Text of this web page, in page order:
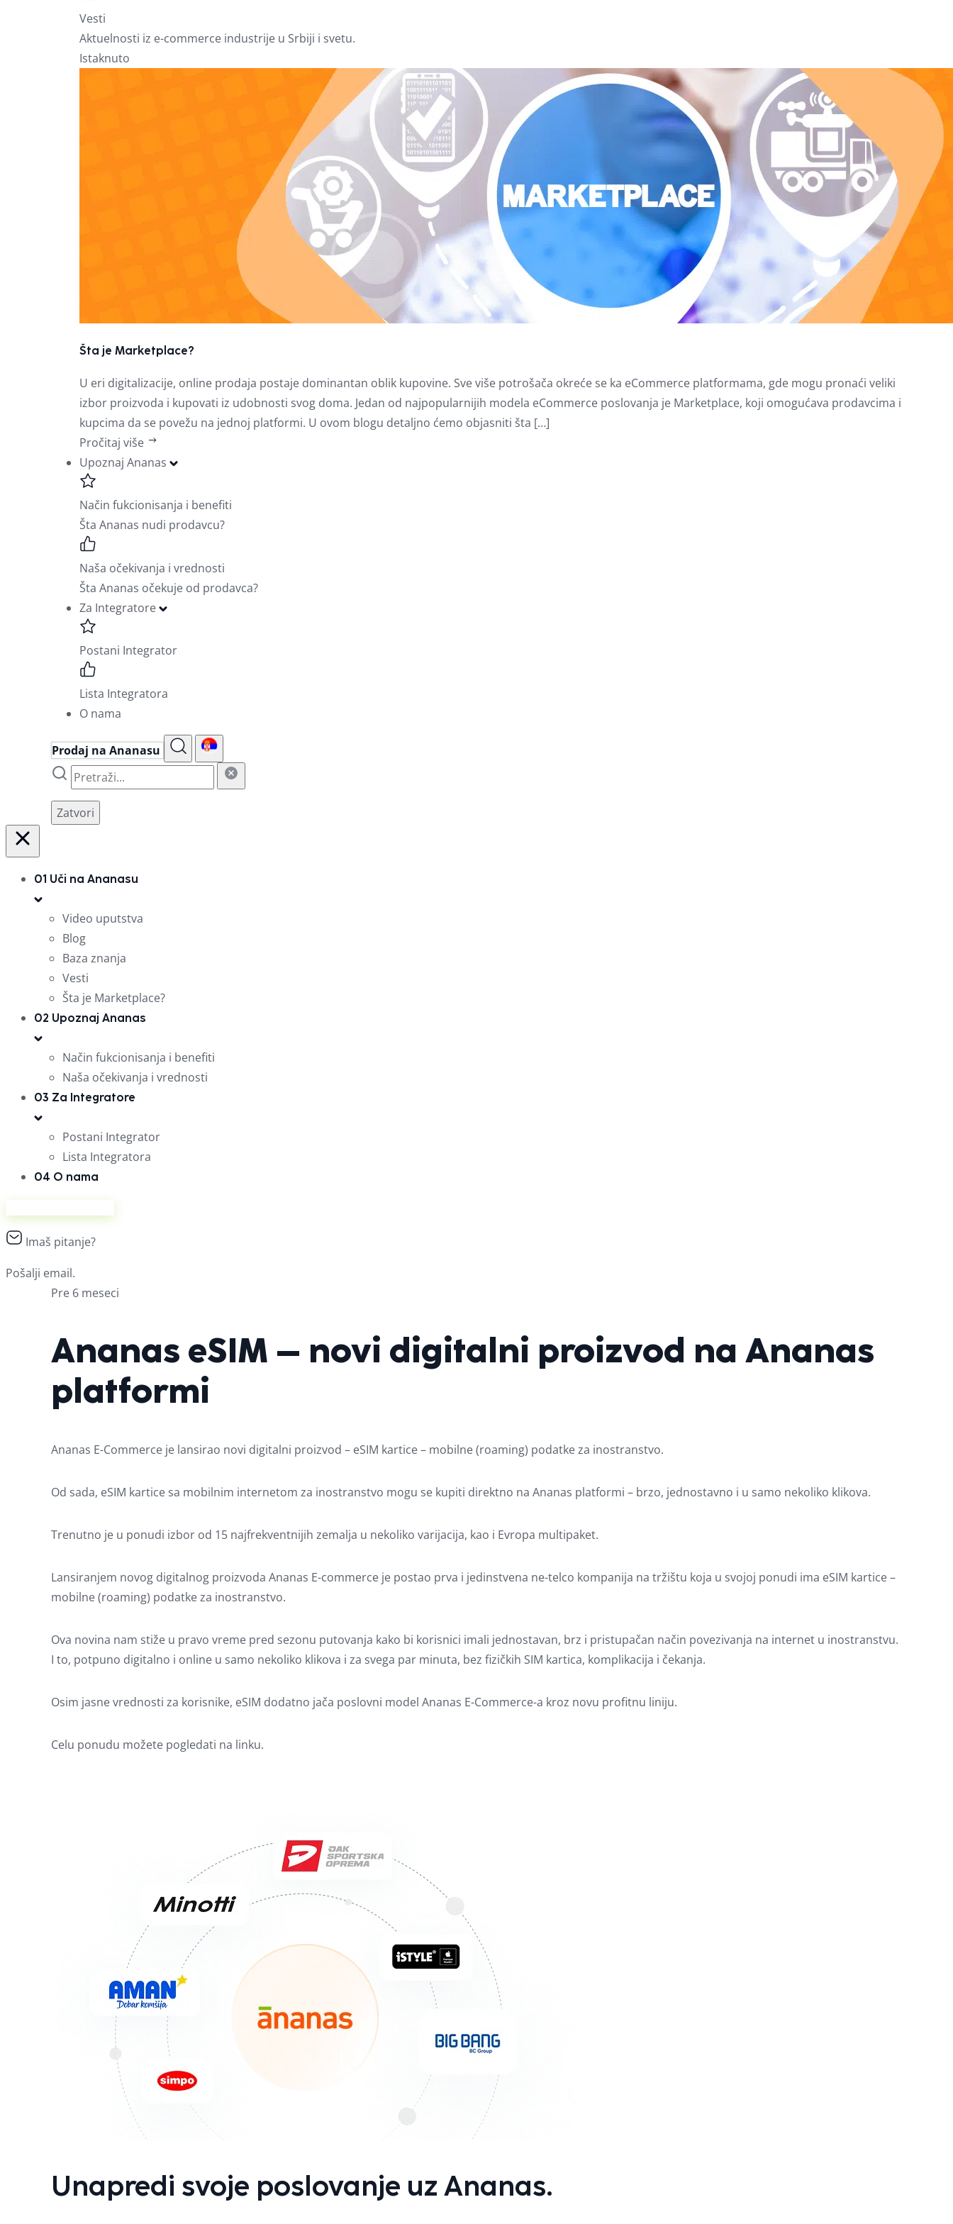
Vesti
Aktuelnosti iz e-commerce industrije u Srbiji i svetu.
Istaknuto
Šta je Marketplace?
U eri digitalizacije, online prodaja postaje dominantan oblik kupovine. Sve više potrošača okreće se ka eCommerce platformama, gde mogu pronaći veliki
izbor proizvoda i kupovati iz udobnosti svog doma. Jedan od najpopularnijih modela eCommerce poslovanja je Marketplace, koji omogućava prodavcima i
kupcima da se povežu na jednoj platformi. U ovom blogu detaljno ćemo objasniti šta […]
Pročitaj više
Upoznaj Ananas
Način fukcionisanja i benefiti
Šta Ananas nudi prodavcu?
Naša očekivanja i vrednosti
Šta Ananas očekuje od prodavca?
Za Integratore
Postani Integrator
Lista Integratora
O nama
Prodaj na Ananasu
Zatvori
01 Uči na Ananasu
Video uputstva
Blog
Baza znanja
Vesti
Šta je Marketplace?
02 Upoznaj Ananas
Način fukcionisanja i benefiti
Naša očekivanja i vrednosti
03 Za Integratore
Postani Integrator
Lista Integratora
04 O nama
Imaš pitanje?
Pošalji email.
Pre 6 meseci
Ananas eSIM – novi digitalni proizvod na Ananas
platformi
Ananas E-Commerce je lansirao novi digitalni proizvod – eSIM kartice – mobilne (roaming) podatke za inostranstvo.
Od sada, eSIM kartice sa mobilnim internetom za inostranstvo mogu se kupiti direktno na Ananas platformi – brzo, jednostavno i u samo nekoliko klikova.
Trenutno je u ponudi izbor od 15 najfrekventnijih zemalja u nekoliko varijacija, kao i Evropa multipaket.
Lansiranjem novog digitalnog proizvoda Ananas E-commerce je postao prva i jedinstvena ne-telco kompanija na tržištu koja u svojoj ponudi ima eSIM kartice –
mobilne (roaming) podatke za inostranstvo.
Ova novina nam stiže u pravo vreme pred sezonu putovanja kako bi korisnici imali jednostavan, brz i pristupačan način povezivanja na internet u inostranstvu.
I to, potpuno digitalno i online u samo nekoliko klikova i za svega par minuta, bez fizičkih SIM kartica, komplikacija i čekanja.
Osim jasne vrednosti za korisnike, eSIM dodatno jača poslovni model Ananas E-Commerce-a kroz novu profitnu liniju.
Celu ponudu možete pogledati na linku.
Unapredi svoje poslovanje uz Ananas.